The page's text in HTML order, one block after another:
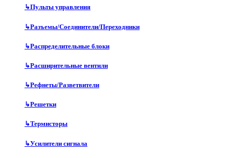
↳Пульты управления
↳Разъемы/Соединители/Переходники
↳Распределительные блоки
↳Расширительные вентили
↳Рефнеты/Разветвители
↳Решетки
↳Термисторы
↳Усилители сигнала